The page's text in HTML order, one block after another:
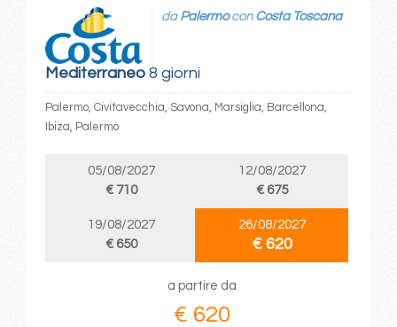
Mediterraneo8 giorni
da Palermocon Costa Toscana
Palermo, Civitavecchia, Savona, Marsiglia, Barcellona,
Ibiza, Palermo
05/08/2027
€ 710
12/08/2027
€ 675
19/08/2027
€ 650
26/08/2027
€ 620
a partire da
€ 620